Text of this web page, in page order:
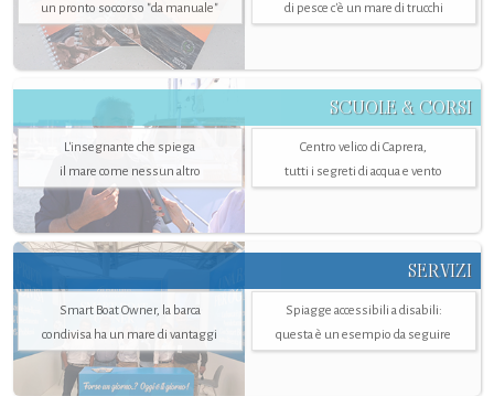
un pronto soccorso "da manuale"
di pesce c'è un mare di trucchi
SCUOLE & CORSI
L'insegnante che spiega
il mare come nessun altro
Centro velico di Caprera,
tutti i segreti di acqua e vento
SERVIZI
Smart Boat Owner, la barca
condivisa ha un mare di vantaggi
Spiagge accessibili a disabili:
questa è un esempio da seguire